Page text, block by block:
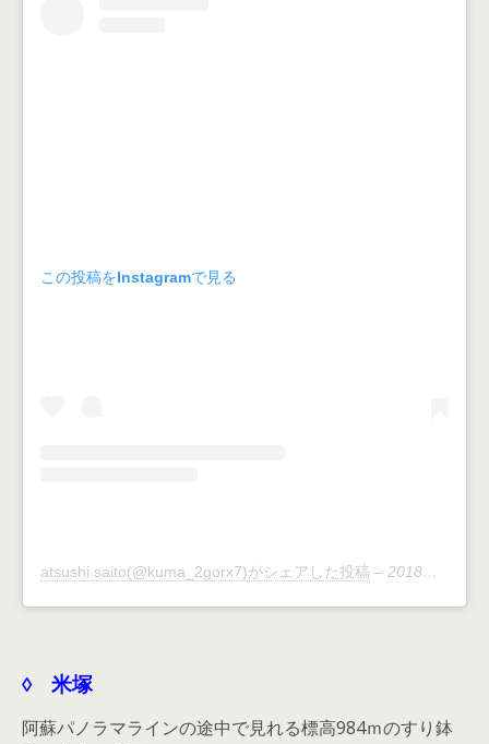
この投稿をInstagramで見る
atsushi saito(@kuma_2gorx7)がシェアした投稿 – 2018年 7月月17日午後7時50分PDT
◊ 米塚
阿蘇パノラマラインの途中で見れる標高984ｍのすり鉢